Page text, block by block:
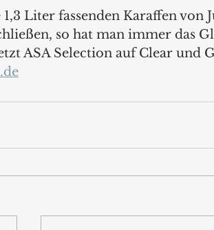
Liter fassenden Karaffen von
so hat man immer das
ASA Selection auf Clear und